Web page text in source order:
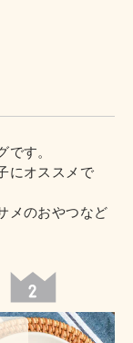
です。
にオススメで
メのおやつなど